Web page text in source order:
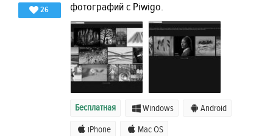
26
фотографий с Piwigo.
Бесплатная Windows Android
iPhone Mac OS